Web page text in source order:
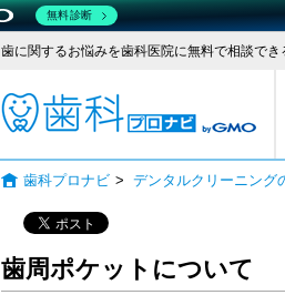
歯に関するお悩みを歯科医院に無料で相談でき
歯
歯科プロナビ > デンタルクリーニング
歯周ポケットについて
無料診断